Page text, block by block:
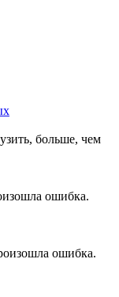
больше, чем
ошибка.
ошибка.